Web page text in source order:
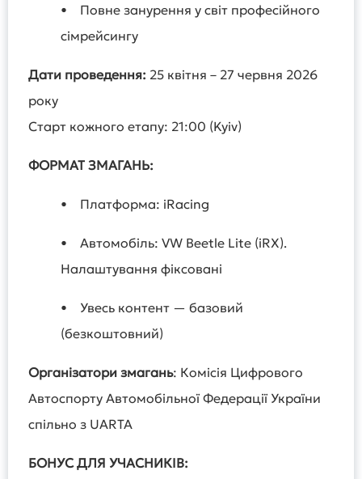
• Повне занурення у світ професійного
сімрейсингу
Дати проведення: 25 квітня – 27 червня 2026
року
Старт кожного етапу: 21:00 (Kyiv)
ФОРМАТ ЗМАГАНЬ:
• Платформа: iRacing
• Автомобіль: VW Beetle Lite (iRX).
Налаштування фіксовані
• Увесь контент — базовий
(безкоштовний)
Організатори змагань: Комісія Цифрового
Автоспорту Автомобільної Федерації України
спільно з UARTA
БОНУС ДЛЯ УЧАСНИКІВ: